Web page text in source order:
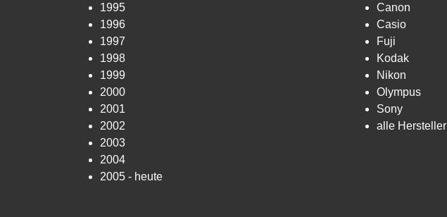
1995
1996
1997
1998
1999
2000
2001
2002
2003
2004
2005 - heute
Canon
Casio
Fuji
Kodak
Nikon
Olympus
Sony
alle Hersteller